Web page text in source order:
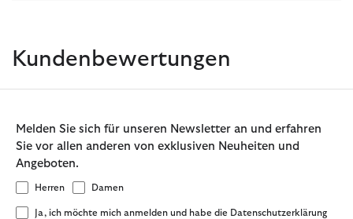
Kundenbewertungen
Melden Sie sich für unseren Newsletter an und erfahren
Sie vor allen anderen von exklusiven Neuheiten und
Angeboten.
Herren Damen
Ja, ich möchte mich anmelden und habe die Datenschutzerklärung